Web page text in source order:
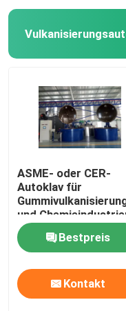
ASME- oder CER-
Autoklav für
und
Bestpreis
Kontakt